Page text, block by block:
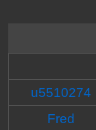
u5510274
Fred